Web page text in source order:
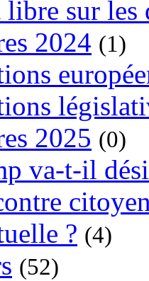
sur les
2024 (1)
2025 (0)
va-t-il
? (4)
(52)